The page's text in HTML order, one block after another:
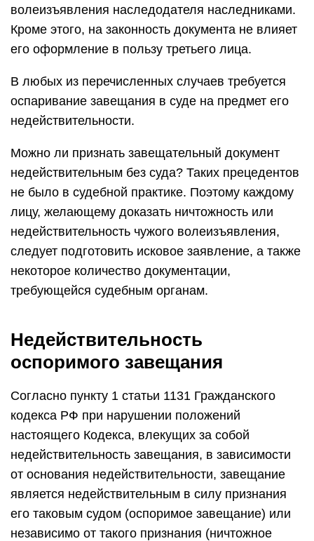
волеизъявления наследодателя наследниками.
Кроме этого, на законность документа не влияет
его оформление в пользу третьего лица.
В любых из перечисленных случаев требуется
оспаривание завещания в суде на предмет его
недействительности.
Можно ли признать завещательный документ
недействительным без суда? Таких прецедентов
не было в судебной практике. Поэтому каждому
лицу, желающему доказать ничтожность или
недействительность чужого волеизъявления,
следует подготовить исковое заявление, а также
некоторое количество документации,
требующейся судебным органам.
Недействительность
оспоримого завещания
Согласно пункту 1 статьи 1131 Гражданского
кодекса РФ при нарушении положений
настоящего Кодекса, влекущих за собой
недействительность завещания, в зависимости
от основания недействительности, завещание
является недействительным в силу признания
его таковым судом (оспоримое завещание) или
независимо от такого признания (ничтожное